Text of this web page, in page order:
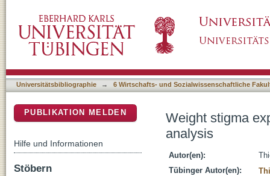
Universitätsbibliographie → 6 Wirtschafts- und Sozialwissenschaftliche
Weight stigma
analysis
Autor(en):
Tübinger Autor(en):
PUBLIKATION MELDEN
Hilfe und Informationen
Stöbern